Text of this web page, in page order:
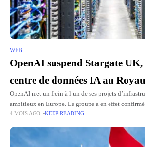
WEB
OpenAI suspend Stargate
centre de données IA au
OpenAI met un frein à l’un de ses projets
ambitieux en Europe. Le groupe a en effet confirmé
étoiles Royaume-Uniun projet destiné
4 MOIS AGO KEEP READING